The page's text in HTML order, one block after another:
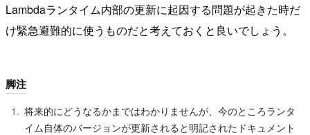
Lambdaランタイム内部の更新に起因する問題が起きた時だ
け緊急避難的に使うものだと考えておくと良いでしょう。
脚注
将来的にどうなるかまではわかりませんが、今のところランタ
イム自体のバージョンが更新されると明記されたドキュメント